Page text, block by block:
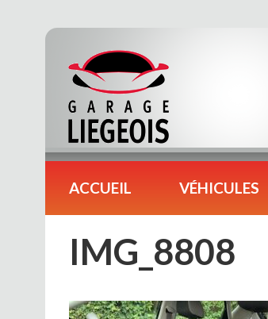
ACCUEIL VÉHICULES
IMG_8808